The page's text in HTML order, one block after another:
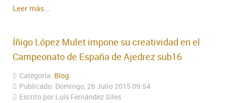
Leer más...
Íñigo López Mulet impone su creatividad en el
Campeonato de España de Ajedrez sub16
Categoría: Blog
Publicado: Domingo, 26 Julio 2015 09:54
Escrito por Luís Fernández Siles